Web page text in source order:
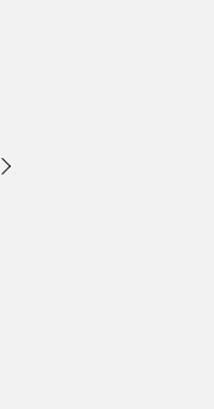
Experimenta el